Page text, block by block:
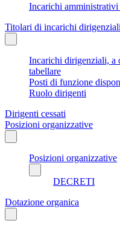
Incarichi
Titolari di incarichi
Incarichi dirigenziali, a
tabellare
Posti di funzione
Ruolo dirigenti
Dirigenti cessati
Posizioni organizzative
Posizioni organizzative
DECRETI
Dotazione organica